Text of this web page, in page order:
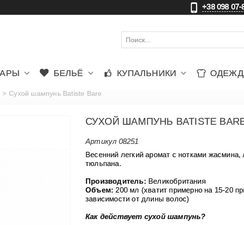
+38 098 07-
БЕЛЬЁ КУПАЛЬНИКИ
> Сухой шампунь Batiste Bare
СУХОЙ ШАМПУНЬ BATISTE
Артикул 08251
Весенний легкий аромат с нотками
тюльпана.
Производитель: Великобритания
Объем: 200 мл (хватит примерно на 15-20
зависимости от длины волос)
Как действует сухой шампунь?